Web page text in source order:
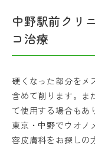
中野駅前クリ
コ治療
硬くなった部分をメ
含めて削ります。ま
て使用する場合もあ
東京・中野でウオノ
容皮膚科をお探しの